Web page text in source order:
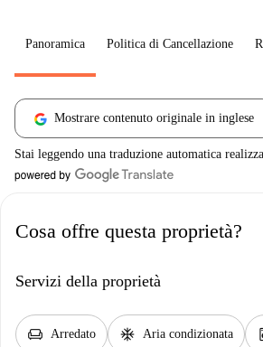
Panoramica Politica di Cancellazione
Mostrare contenuto originale in inglese
Stai leggendo una traduzione automatica
Cosa offre questa proprietà?
Servizi della proprietà
chair Arredato ac_unit Aria condizionata